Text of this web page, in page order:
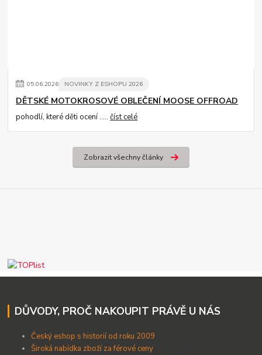
05.06.2026 NOVINKY Z ESHOPU 2026
DĚTSKÉ MOTOKROSOVÉ OBLEČENÍ MOOSE OFFROAD
pohodlí, které děti ocení .....číst celé
Zobrazit všechny články
DŮVODY, PROČ NAKOUPIT PRÁVĚ U NÁS
Český eshop s historií od roku 2009
Široká nabídka zboží za férové ceny